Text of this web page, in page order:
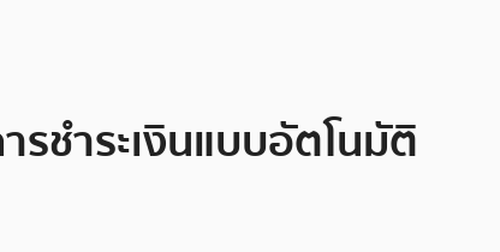
รชำระเงินแบบอัตโนมัติ